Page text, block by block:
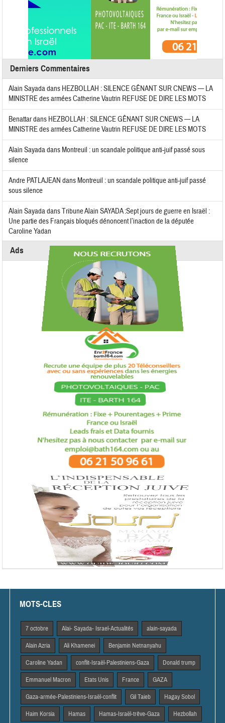
Derniers Commentaires
Alain Sayadadans HEZBOLLAH : SILENCE GÊNANT SUR CNEWS — LA
MINISTRE des armées Catherine Vautrin REFUSE DE DIRE LES MOTS
Benattardans HEZBOLLAH : SILENCE GÊNANT SUR CNEWS — LA
MINISTRE des armées Catherine Vautrin REFUSE DE DIRE LES MOTS
Alain Sayadadans Montreuil : un scandale politique anti-juif passé sous
silence
Andre PATLAJEAN dans Montreuil : un scandale politique anti-juif passé
sous silence
Alain SayadadansTribune Alain SAYADA :Sept jours de guerre en Israël :
Une partie des Français bloqués dénoncent l’inaction de la députée
Caroline Yadan
Ads
MOTS-CLES
7 octobre Alai- Sayada- Israel-Actualités alain-sayada
Alain Azria Ali Khamenei Benjamin Netnanyahu
Caroline Yadan conflit-Israël-Palestiniens-Gaza Donald trump
Emmanuel Macron Etats Unis France GAZA
Gaza-armée-Palestiniens-Israël-conflit Gil Taieb Hagay Sobol
Haim Korsia Hamas Hamas-Israël-trêve-Gaza Hezbollah